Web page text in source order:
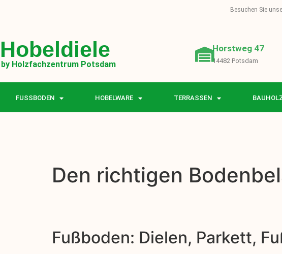
Besuchen Sie
Hobeldiele
by Holzfachzentrum Potsdam
Horstweg 47
14482 Potsdam
FUSSBODEN HOBELWARE TERRASSEN
Den richtigen
Fußboden: Dielen, Parkett,